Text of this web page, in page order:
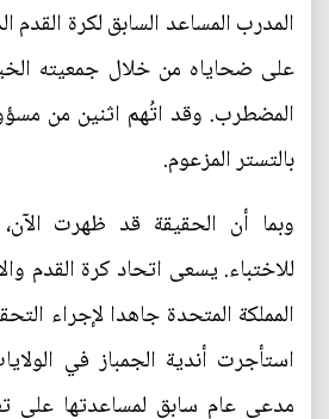
المدرب المساعد السابق لكرة القدم
على ضحاياه من خلال جمعيته
المضطرب. وقد اتُهم اثنين من
بالتستر المزعوم.
وبما أن الحقيقة قد ظهرت
للاختباء. يسعى اتحاد كرة القدم
المملكة المتحدة جاهدا لإجراء
استأجرت أندية الجمباز في
مدعي عام سابق لمساعدتها على